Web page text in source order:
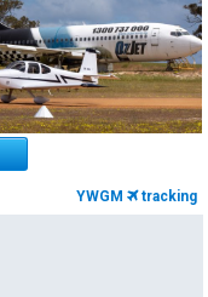
YWGM tracking